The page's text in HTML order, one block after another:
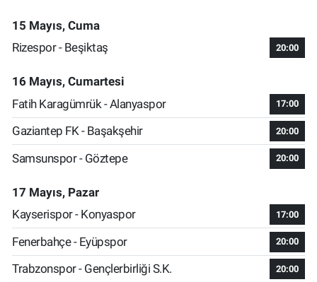
15 Mayıs, Cuma
Rizespor - Beşiktaş
20:00
16 Mayıs, Cumartesi
Fatih Karagümrük - Alanyaspor
17:00
Gaziantep FK - Başakşehir 20:00
Samsunspor - Göztepe 20:00
17 Mayıs, Pazar
Kayserispor - Konyaspor
17:00
Fenerbahçe - Eyüpspor 20:00
Trabzonspor - Gençlerbirliği S.K. 20:00